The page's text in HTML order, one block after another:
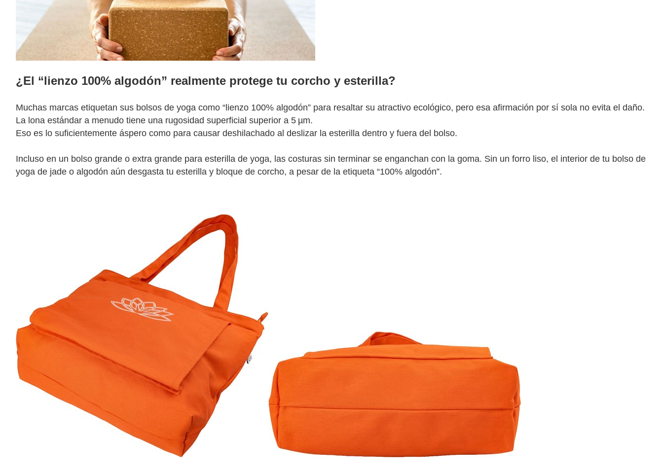
¿El “lienzo 100% algodón” realmente protege tu corcho y esterilla?
Muchas marcas etiquetan sus bolsos de yoga como “lienzo 100% algodón” para resaltar su atractivo ecológico, pero esa afirmación por sí sola no evita el daño.
La lona estándar a menudo tiene una rugosidad superficial superior a 5 µm.
Eso es lo suficientemente áspero como para causar deshilachado al deslizar la esterilla dentro y fuera del bolso.
Incluso en un bolso grande o extra grande para esterilla de yoga, las costuras sin terminar se enganchan con la goma. Sin un forro liso, el interior de tu bolso de
yoga de jade o algodón aún desgasta tu esterilla y bloque de corcho, a pesar de la etiqueta “100% algodón”.